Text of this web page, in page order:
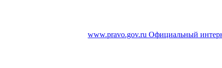
www.pravo.gov.ru Официальный